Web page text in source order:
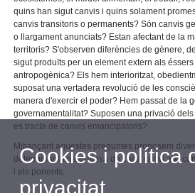
quins han sigut canvis i quins solament
canvis transitoris o permanents? Són canvis
o llargament anunciats? Estan afectant de la
territoris? S'observen diferències de gènere,
sigut produïts per un element extern als
antropogènica? Els hem interioritzat,
suposat una vertadera revolució de les
manera d'exercir el poder? Hem passat de la
governamentalitat? Suposen una privació
es tracta de canvis emancipatoris?
Mitjançant aquestes preguntes proposem
determinar la naturalesa de cada canvi així
i els ponents.
Cookies i política
privacitat